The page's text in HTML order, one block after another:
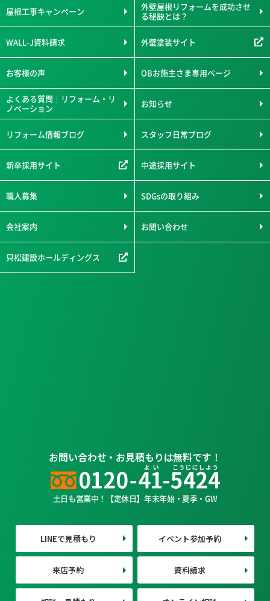
屋根工事キャンペーン
外壁屋根リフォームを成功させ
る秘訣とは？
WALL-J資料請求 外壁塗装サイト
お客様の声 OBお施主さま専用ページ
よくある質問｜リフォーム・リ
ノベーション
お知らせ
リフォーム情報ブログ スタッフ日常ブログ
新卒採用サイト 中途採用サイト
職人募集 SDGsの取り組み
会社案内 お問い合わせ
只松建設ホールディングス
お問い合わせ・お見積もりは無料です！
土日も営業中！【定休日】年末年始・夏季・GW
LINEで見積もり イベント参加予約
来店予約 資料請求